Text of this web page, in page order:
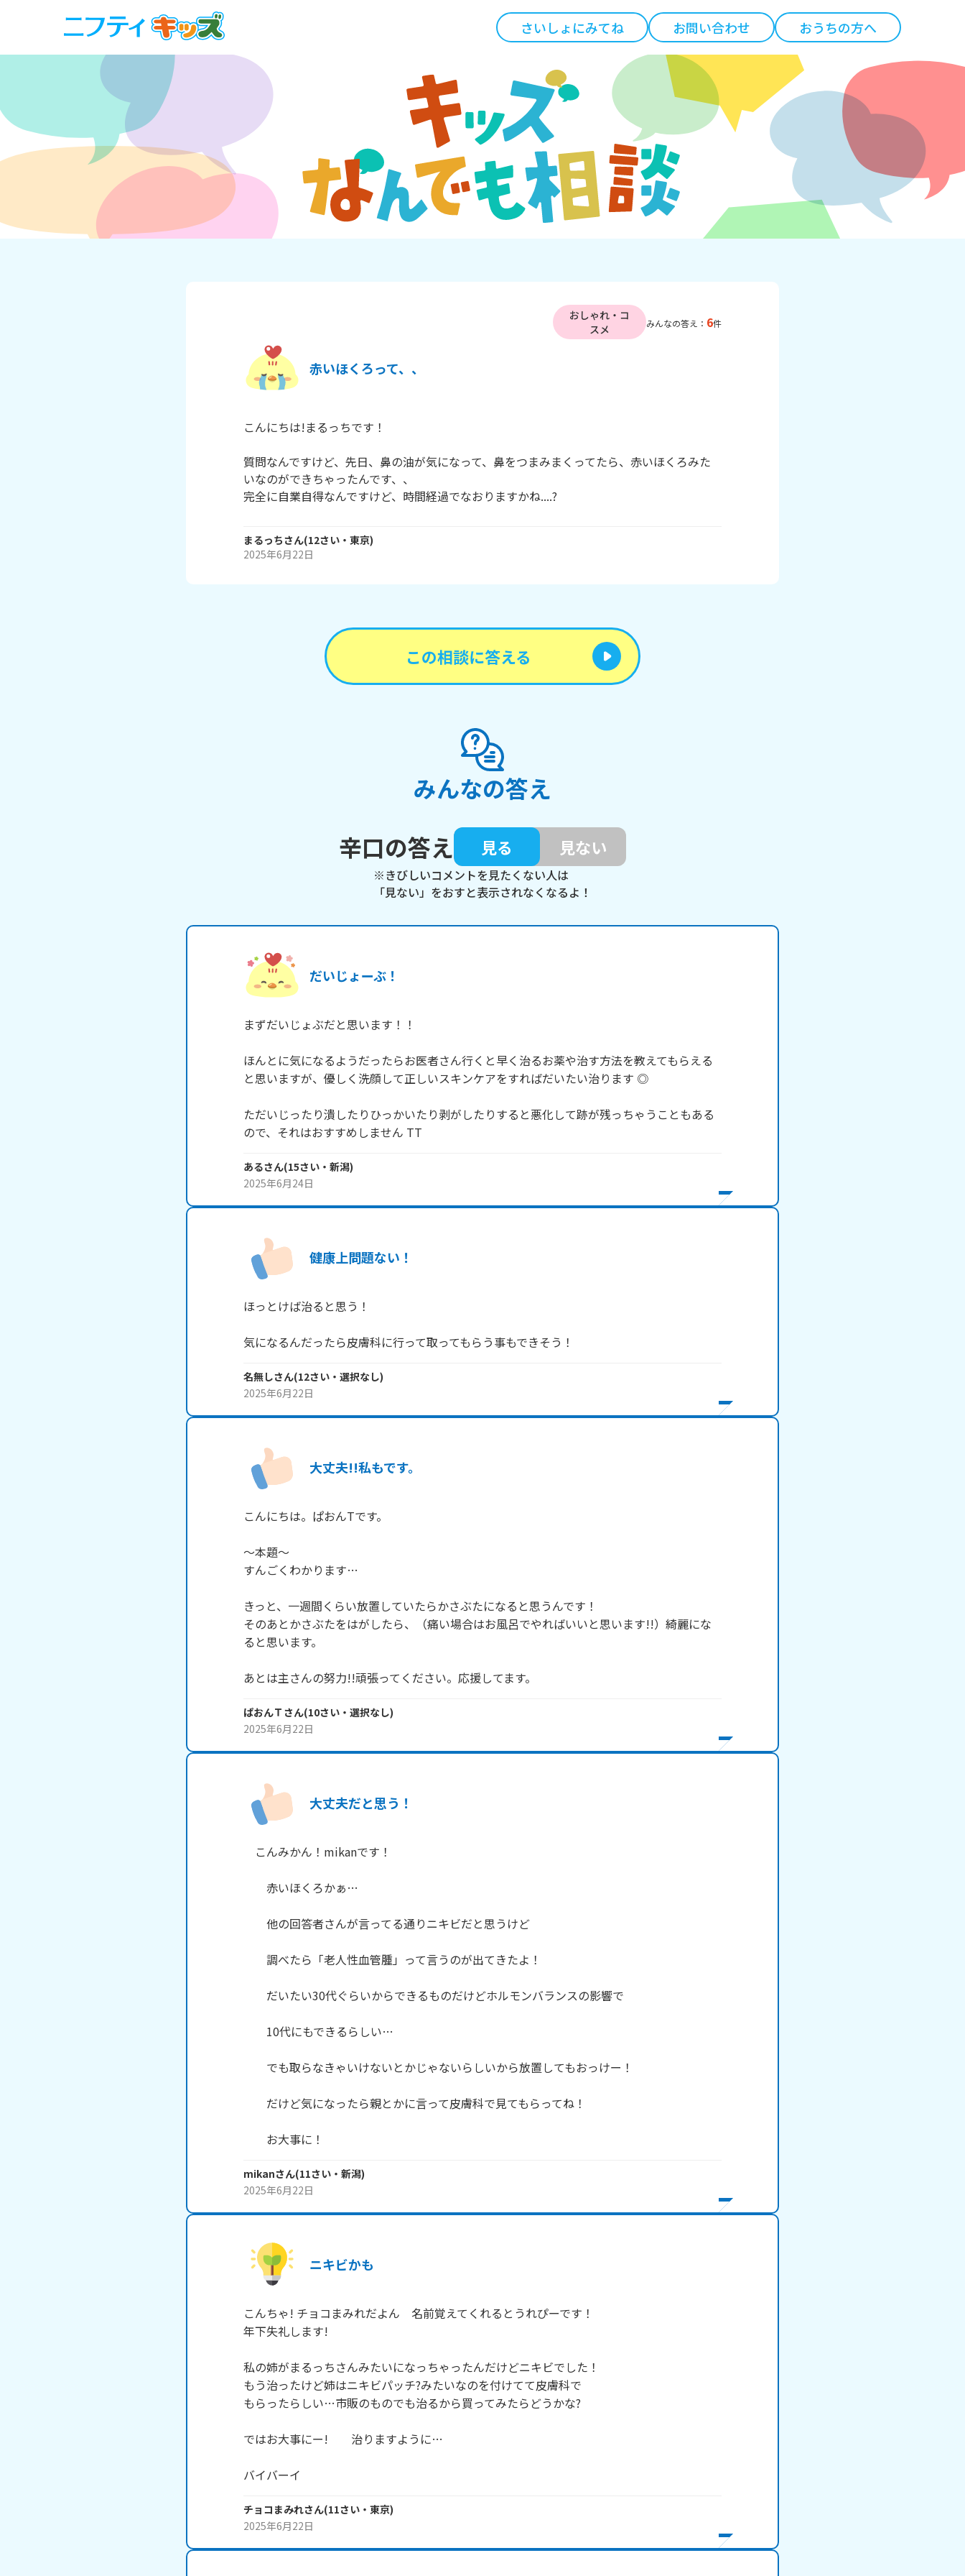
さいしょにみてね お問い合わせ おうちの方へ
おしゃれ・コ
スメ
みんなの答え： 6件
赤いほくろって、、
こんにちは!まるっちです！
質問なんですけど、先日、鼻の油が気になって、鼻をつまみまくってたら、赤いほくろみた
いなのができちゃったんです、、
完全に自業自得なんですけど、時間経過でなおりますかね....?
まるっちさん(12さい・ 東京)
2025年6月22日
この相談に答える
みんなの答え
辛口の答え
見る 見ない
※きびしいコメントを見たくない人は
「見ない」をおすと表示されなくなるよ！
だいじょーぶ！
まずだいじょぶだと思います！！
ほんとに気になるようだったらお医者さん行くと早く治るお薬や治す方法を教えてもらえる
と思いますが、優しく洗顔して正しいスキンケアをすればだいたい治ります ◎
ただいじったり潰したりひっかいたり剥がしたりすると悪化して跡が残っちゃうこともある
ので、それはおすすめしません TT
あるさん(15さい・ 新潟)
2025年6月24日
健康上問題ない！
ほっとけば治ると思う！
気になるんだったら皮膚科に行って取ってもらう事もできそう！
名無しさん(12さい・ 選択なし)
2025年6月22日
大丈夫!!私もです。
こんにちは。ぱおんTです。
～本題～
すんごくわかります…
きっと、一週間くらい放置していたらかさぶたになると思うんです！
そのあとかさぶたをはがしたら、（痛い場合はお風呂でやればいいと思います!!）綺麗にな
ると思います。
あとは主さんの努力!!頑張ってください。応援してます。
ぱおんＴ さん(10さい・ 選択なし)
2025年6月22日
大丈夫だと思う！
こんみかん！mikanです！
赤いほくろかぁ…
他の回答者さんが言ってる通りニキビだと思うけど
調べたら「老人性血管腫」って言うのが出てきたよ！
だいたい30代ぐらいからできるものだけどホルモンバランスの影響で
10代にもできるらしい…
でも取らなきゃいけないとかじゃないらしいから放置してもおっけー！
だけど気になったら親とかに言って皮膚科で見てもらってね！
mikanさん(11さい・ 新潟)
2025年6月22日
ニキビかも
こんちゃ! チョコまみれだよん　名前覚えてくれるとうれぴーです！
年下失礼します!
私の姉がまるっちさんみたいになっちゃったんだけどニキビでした！
もう治ったけど姉はニキビパッチ?みたいなのを付けてて皮膚科で
もらったらしい…市販のものでも治るから買ってみたらどうかな?
ではお大事にー!        治りますように…
バイバーイ
チョコまみれさん(11さい・ 東京)
2025年6月22日